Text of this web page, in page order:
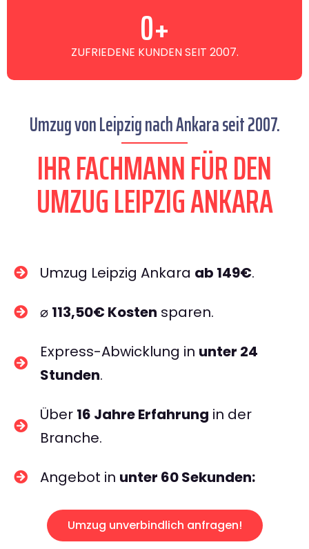
ZUFRIEDENE KUNDEN SEIT 2007.
0+
Umzug von Leipzig nach Ankara seit 2007.
IHR FACHMANN FÜR DEN
UMZUG LEIPZIG ANKARA
Umzug Leipzig Ankara ab 149€.
⌀ 113,50€ Kosten sparen.
Express-Abwicklung in unter 24
Stunden.
Über 16 Jahre Erfahrung in der
Branche.
Angebot in unter 60 Sekunden:
Umzug unverbindlich anfragen!